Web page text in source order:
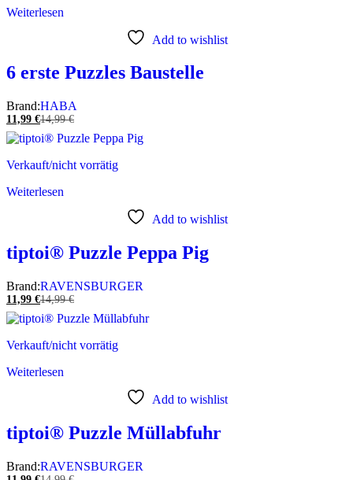
Weiterlesen
Add to wishlist
6 erste Puzzles Baustelle
Brand:HABA
11,99 €14,99€
Verkauft/nicht vorrätig
Weiterlesen
Add to wishlist
tiptoi® Puzzle Peppa Pig
Brand:RAVENSBURGER
11,99 €14,99€
Verkauft/nicht vorrätig
Weiterlesen
Add to wishlist
tiptoi® Puzzle Müllabfuhr
Brand:RAVENSBURGER